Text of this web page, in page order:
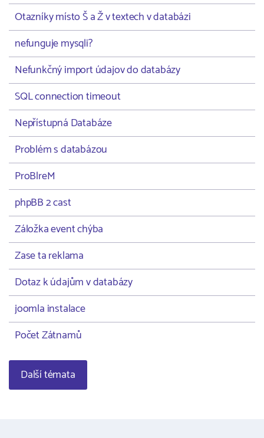
Otazníky místo Š a Ž v textech v databázi
nefunguje mysqli?
Nefunkčný import údajov do databázy
SQL connection timeout
Nepřístupná Databáze
Problém s databázou
ProBlreM
phpBB 2 cast
Záložka event chýba
Zase ta reklama
Dotaz k údajům v databázy
joomla instalace
Počet Zátnamů
Další témata